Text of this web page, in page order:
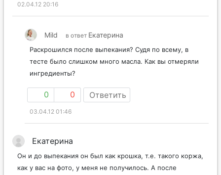
02.04.12 20:16
Mild в ответ Екатерина
Раскрошился после выпекания? Судя по всему, в
тесте было слишком много масла. Как вы отмеряли
ингредиенты?
0 0 Ответить
03.04.12 01:46
Екатерина
Он и до выпекания он был как крошка, т.е. такого коржа,
как у вас на фото, у меня не получилось. А после